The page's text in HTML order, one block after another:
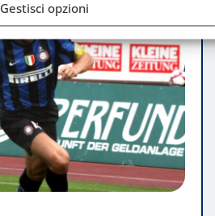
Gestisci opzioni